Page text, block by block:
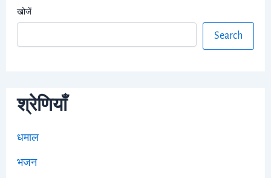
खोजें
Search
श्रेणियाँ
धमाल
भजन